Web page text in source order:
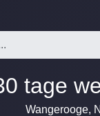
30 tage
Wangerooge,